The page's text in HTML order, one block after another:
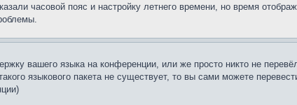
часовой пояс и настройку летнего времени, но время
вашего языка на конференции, или же просто никто не
языкового пакета не существует, то вы сами можете